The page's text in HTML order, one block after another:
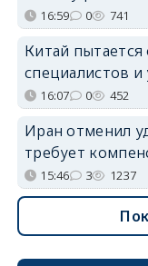
16:59 0 741
Китай пытается
специалистов
16:07 0 452
Иран отменил
требует
15:46 3 1237